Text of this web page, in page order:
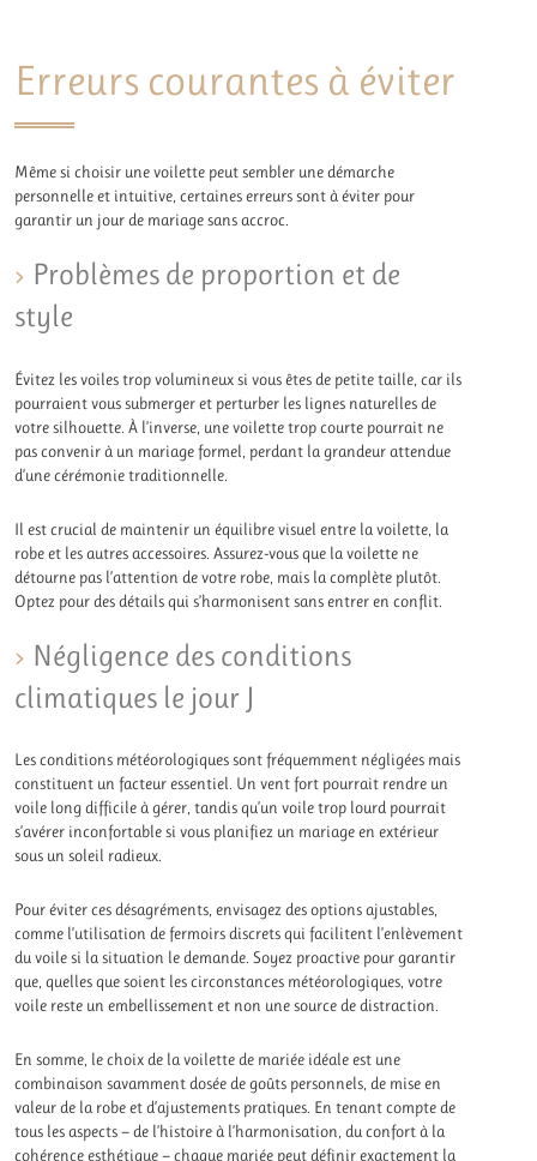
Erreurs courantes à éviter
Même si choisir une voilette peut sembler une démarche
personnelle et intuitive, certaines erreurs sont à éviter pour
garantir un jour de mariage sans accroc.
Problèmes de proportion et de
style
Évitez les voiles trop volumineux si vous êtes de petite taille, car ils
pourraient vous submerger et perturber les lignes naturelles de
votre silhouette. À l’inverse, une voilette trop courte pourrait ne
pas convenir à un mariage formel, perdant la grandeur attendue
d’une cérémonie traditionnelle.
Il est crucial de maintenir un équilibre visuel entre la voilette, la
robe et les autres accessoires. Assurez-vous que la voilette ne
détourne pas l’attention de votre robe, mais la complète plutôt.
Optez pour des détails qui s’harmonisent sans entrer en conflit.
Négligence des conditions
climatiques le jour J
Les conditions météorologiques sont fréquemment négligées mais
constituent un facteur essentiel. Un vent fort pourrait rendre un
voile long difficile à gérer, tandis qu’un voile trop lourd pourrait
s’avérer inconfortable si vous planifiez un mariage en extérieur
sous un soleil radieux.
Pour éviter ces désagréments, envisagez des options ajustables,
comme l’utilisation de fermoirs discrets qui facilitent l’enlèvement
du voile si la situation le demande. Soyez proactive pour garantir
que, quelles que soient les circonstances météorologiques, votre
voile reste un embellissement et non une source de distraction.
En somme, le choix de la voilette de mariée idéale est une
combinaison savamment dosée de goûts personnels, de mise en
valeur de la robe et d’ajustements pratiques. En tenant compte de
tous les aspects — de l’histoire à l’harmonisation, du confort à la
cohérence esthétique — chaque mariée peut définir exactement la